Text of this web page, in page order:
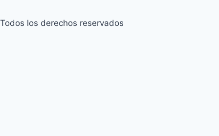
Todos los derechos reservados